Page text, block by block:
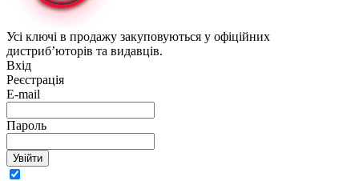
Усі ключі в продажу закуповуються у офіційних
дистриб’юторів та видавців.
Вхід
Реєстрація
E-mail
Пароль
Увійти